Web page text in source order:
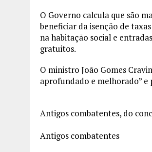
O Governo calcula que são
beneficiar da isenção de
na habitação social e
gratuitos.
O ministro João Gomes
aprofundado e melhorado”
Antigos combatentes, do
Antigos combatentes